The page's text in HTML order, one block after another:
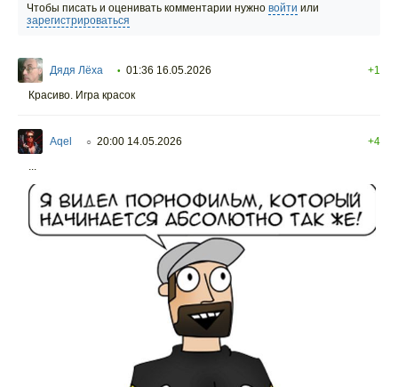
Чтобы писать и оценивать комментарии нужно войти или
зарегистрироваться
Дядя Лёха • 01:36 16.05.2026
+1
Красиво. Игра красок
Aqel ○ 20:00 14.05.2026
+4